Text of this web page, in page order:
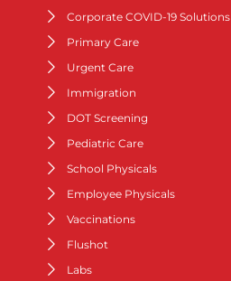
Corporate COVID-19 Solutions
Primary Care
Urgent Care
Immigration
DOT Screening
Pediatric Care
School Physicals
Employee Physicals
Vaccinations
Flushot
Labs